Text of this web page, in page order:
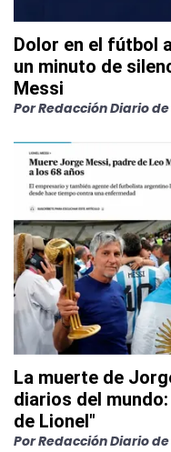
Dolor en el fútbol
un minuto de
Messi
PorRedacción Diario
La muerte de
diarios del
de Lionel"
PorRedacción Diario